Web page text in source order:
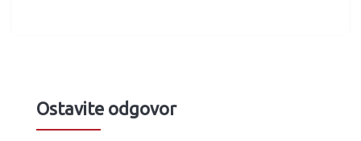
Ostavite odgovor